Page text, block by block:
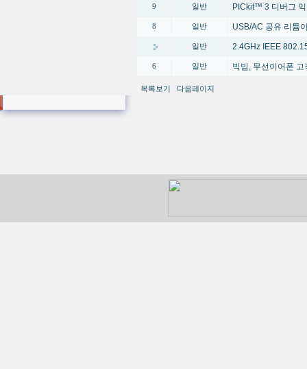
9 일반 PICkit™ 3 디버그
8 일반 USB/AC 공유 리튬
일반 2.4GHz IEEE
6 일반 빅빔, 무선이어폰 고
목록보기 다음페이지